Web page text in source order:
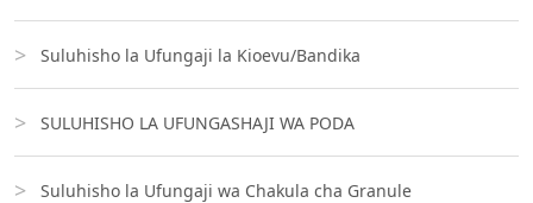
Suluhisho la Ufungaji la Kioevu/Bandika
SULUHISHO LA UFUNGASHAJI WA PODA
Suluhisho la Ufungaji wa Chakula cha Granule